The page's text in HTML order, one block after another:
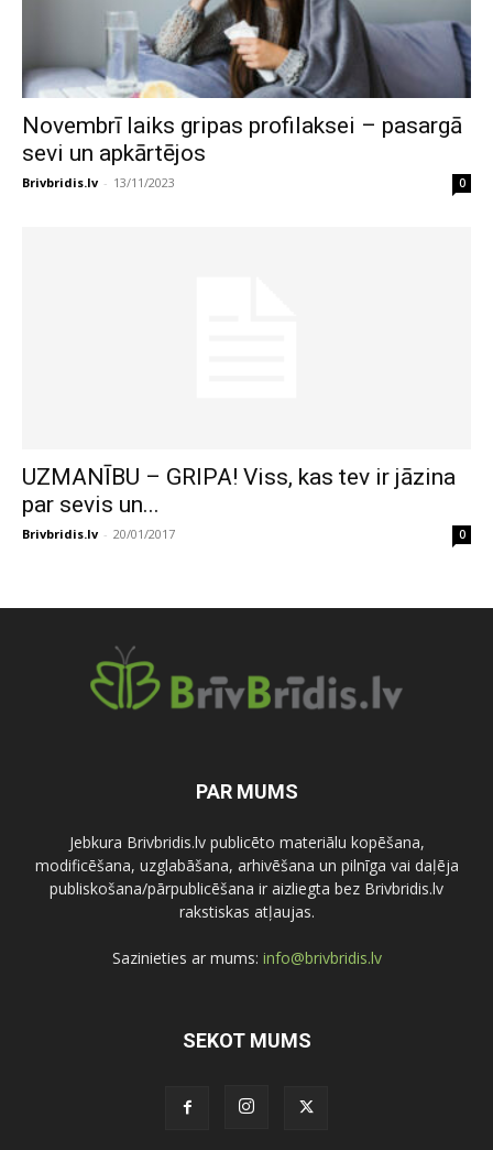
Novembrī laiks gripas profilaksei – pasargā
sevi un apkārtējos
Brivbridis.lv - 13/11/2023 0
UZMANĪBU – GRIPA! Viss, kas tev ir jāzina
par sevis un...
Brivbridis.lv - 20/01/2017 0
PAR MUMS
Jebkura Brivbridis.lv publicēto materiālu kopēšana,
modificēšana, uzglabāšana, arhivēšana un pilnīga vai daļēja
publiskošana/pārpublicēšana ir aizliegta bez Brivbridis.lv
rakstiskas atļaujas.
Sazinieties ar mums: info@brivbridis.lv
SEKOT MUMS